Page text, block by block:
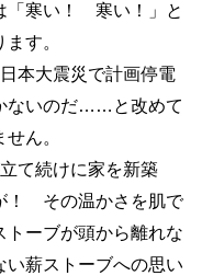
「寒い！ 寒い！」と
す。
本大震災で計画停電
ないのだ……と改めて
ん。
て続けに家を新築
！ その温かさを肌で
ーブが頭から離れな
い薪ストーブへの思い